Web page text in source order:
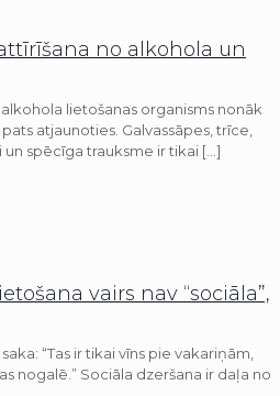
no alkohola un
lietošanas organisms nonāk
atjaunoties. Galvassāpes, trīce,
spēcīga trauksme ir tikai […]
vairs nav “sociāla”,
“Tas ir tikai vīns pie vakariņām,
nogalē.” Sociāla dzeršana ir daļa no